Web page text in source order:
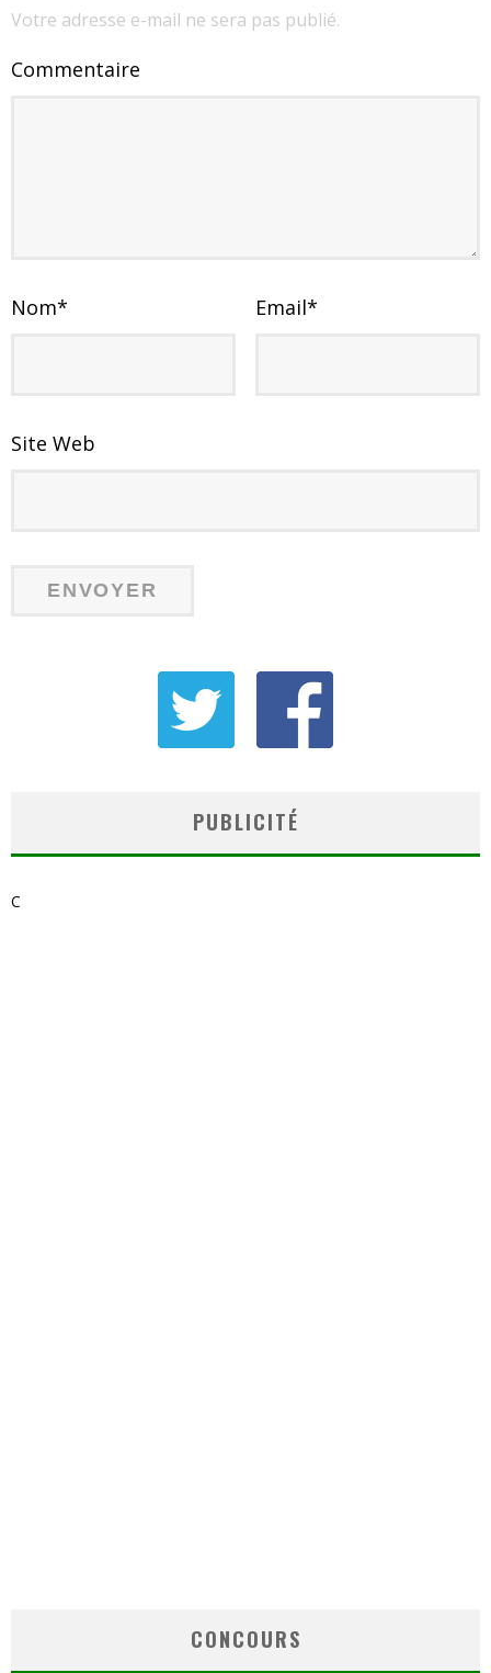
Votre adresse e-mail ne sera pas publié.
Commentaire
Nom* Email*
Site Web
PUBLICITÉ
C
CONCOURS